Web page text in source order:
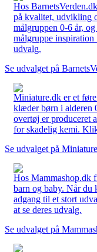
Hos
på kvalitet, udvikling
målgruppen 0-6 år,
målgruppe
udvalg.
Se udvalget på
Miniature.dk er et
klæder børn i alderen
overtøj er produceret
for skadelig kemi.
Se udvalget på
Hos Mammashop.dk
barn og baby. Når du
adgang til et stort
at se deres udvalg.
Se udvalget på